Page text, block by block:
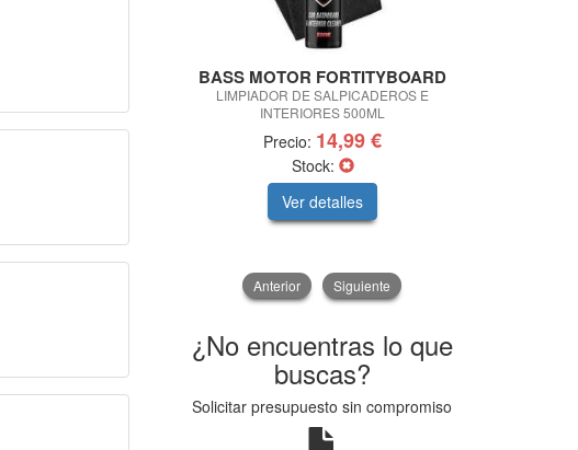
BASS MOTOR FORTITYBOARD
LIMPIADOR DE SALPICADEROS E
INTERIORES 500ML
Precio: 14,99 €
Stock:
Ver detalles
Anterior Siguiente
¿No encuentras lo que
buscas?
Solicitar presupuesto sin compromiso